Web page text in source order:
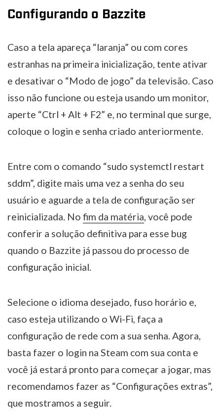
Configurando o Bazzite
Caso a tela apareça “laranja” ou com cores
estranhas na primeira inicialização, tente ativar
e desativar o “Modo de jogo” da televisão. Caso
isso não funcione ou esteja usando um monitor,
aperte “Ctrl + Alt + F2” e, no terminal que surge,
coloque o login e senha criado anteriormente.
Entre com o comando “sudo systemctl restart
sddm”, digite mais uma vez a senha do seu
usuário e aguarde a tela de configuração ser
reinicializada. No fim da matéria, você pode
conferir a solução definitiva para esse bug
quando o Bazzite já passou do processo de
configuração inicial.
Selecione o idioma desejado, fuso horário e,
caso esteja utilizando o Wi-Fi, faça a
configuração de rede com a sua senha. Agora,
basta fazer o login na Steam com sua conta e
você já estará pronto para começar a jogar, mas
recomendamos fazer as “Configurações extras”,
que mostramos a seguir.